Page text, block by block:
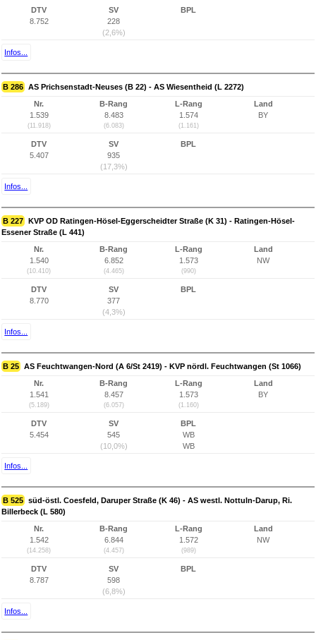
DTV
8.752
SV
228
(2,6%)
BPL
Infos...
B 286 AS Prichsenstadt-Neuses (B 22) - AS Wiesentheid (L 2272)
Nr.
1.539
(11.918)
B-Rang
8.483
(6.083)
L-Rang
1.574
(1.161)
Land
BY
DTV
5.407
SV
935
(17,3%)
BPL
Infos...
B 227 KVP OD Ratingen-Hösel-Eggerscheidter Straße (K 31) - Ratingen-Hösel-
Essener Straße (L 441)
Nr.
1.540
(10.410)
B-Rang
6.852
(4.465)
L-Rang
1.573
(990)
Land
NW
DTV
8.770
SV
377
(4,3%)
BPL
Infos...
B 25 AS Feuchtwangen-Nord (A 6/St 2419) - KVP nördl. Feuchtwangen (St 1066)
Nr.
1.541
(5.189)
B-Rang
8.457
(6.057)
L-Rang
1.573
(1.160)
Land
BY
DTV
5.454
SV
545
(10,0%)
BPL
WB
WB
Infos...
B 525 süd-östl. Coesfeld, Daruper Straße (K 46) - AS westl. Nottuln-Darup, Ri.
Billerbeck (L 580)
Nr.
1.542
(14.258)
B-Rang
6.844
(4.457)
L-Rang
1.572
(989)
Land
NW
DTV
8.787
SV
598
(6,8%)
BPL
Infos...